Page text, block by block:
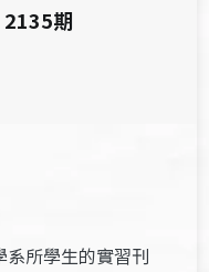
期
系所學生的實習刊